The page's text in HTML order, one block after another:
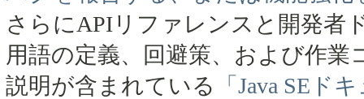
さらにAPIリファレンスと開発者
用語の定義、回避策、および作
説明が含まれている
「Java SEド